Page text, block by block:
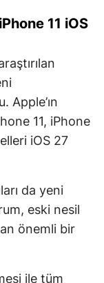
11 iOS
Apple’ın
11, iPhone
iOS 27
da yeni
eski nesil
önemli bir
ile tüm